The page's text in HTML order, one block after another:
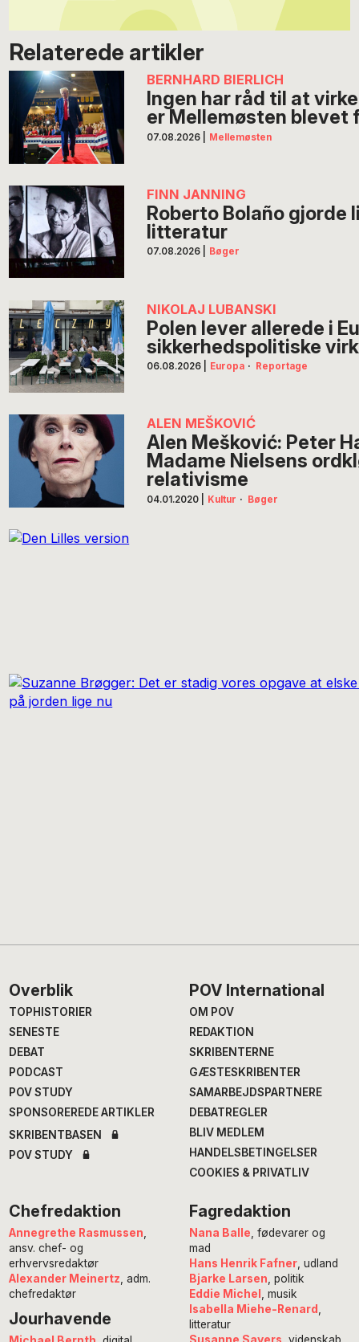
Relaterede artikler
BERNHARD BIERLICH
Ingen har råd til at
er Mellemøsten blevet
07.08.2026 Mellemøsten
FINN JANNING
Roberto Bolaño gjorde
litteratur
07.08.2026 Bøger
NIKOLAJ LUBANSKI
Polen lever allerede i
sikkerhedspolitiske
06.08.2026 Europa · Reportage
ALEN MEŠKOVIĆ
Alen Mešković: Peter
Madame Nielsens
relativisme
04.01.2020 Kultur · Bøger
Footer
Overblik
TOPHISTORIER
SENESTE
DEBAT
PODCAST
POV STUDY
SPONSOREREDE ARTIKLER
SKRIBENTBASEN
POV STUDY
POV International
OM POV
REDAKTION
SKRIBENTERNE
GÆSTESKRIBENTER
SAMARBEJDSPARTNERE
DEBATREGLER
BLIV MEDLEM
HANDELSBETINGELSER
COOKIES & PRIVATLIV
Chefredaktion
Annegrethe Rasmussen
ansv. chef- og
erhvervsredaktør
Alexander Meinertz , adm.
chefredaktør
Jourhavende
Fagredaktion
Nana Balle , fødevarer og
mad
Hans Henrik Fafner, udland
Bjarke Larsen , politik
Eddie Michel
, musik
Isabella Miehe-Renard
litteratur